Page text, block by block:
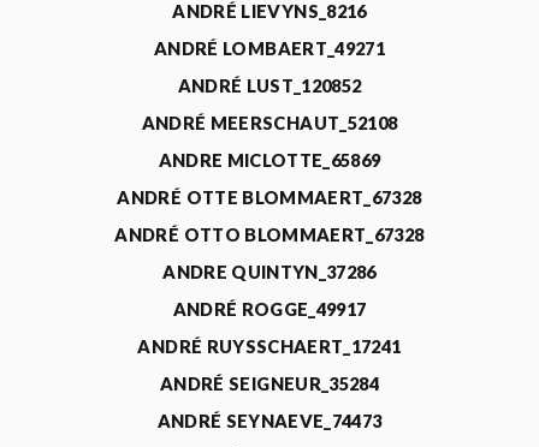
ANDRÉ LIEVYNS_8216
ANDRÉ LOMBAERT_49271
ANDRÉ LUST_120852
ANDRÉ MEERSCHAUT_52108
ANDRE MICLOTTE_65869
ANDRÉ OTTE BLOMMAERT_67328
ANDRÉ OTTO BLOMMAERT_67328
ANDRE QUINTYN_37286
ANDRÉ ROGGE_49917
ANDRÉ RUYSSCHAERT_17241
ANDRÉ SEIGNEUR_35284
ANDRÉ SEYNAEVE_74473